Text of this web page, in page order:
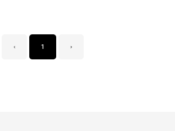
‹ 1 ›